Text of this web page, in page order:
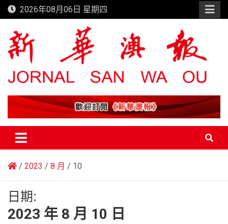
Skip
to
content
2026年08月06日 星期四
新華澳報
2023 8 月 10
日期:
2023 年 8 月 10 日